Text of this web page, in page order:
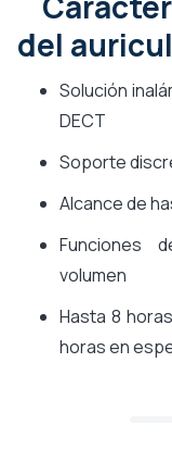
del
Solución
DECT
Soporte
Alcance de
Funciones
volumen
Hasta 8
horas en